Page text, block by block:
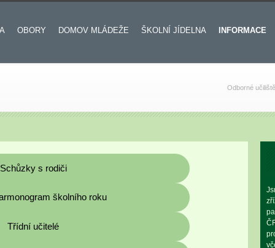
OBORY DOMOV MLÁDEŽE ŠKOLNÍ JÍDELNA INFORMACE
Odborné
Schůzky s rodiči
školního roku
Třídní učitelé